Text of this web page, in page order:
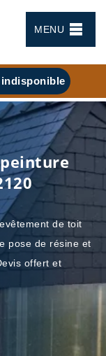
MENU
indisponible
de toit
pose de résine et
offert et